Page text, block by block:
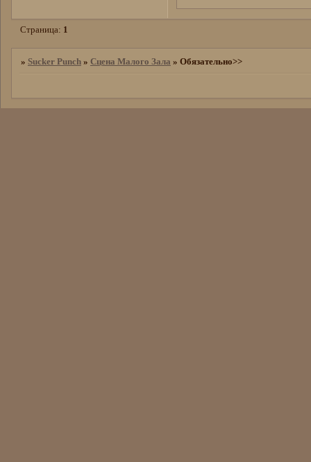
Страница: 1
» Sucker Punch » Сцена Малого Зала » Обязательно>>